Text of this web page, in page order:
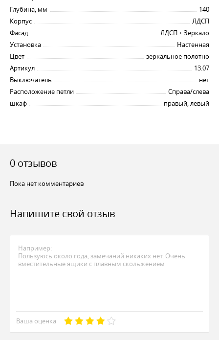
Глубина, мм
140
Корпус
ЛДСП
Фасад
ЛДСП + Зеркало
Установка
Настенная
Цвет
зеркальное полотно
Артикул
13.07
Выключатель
нет
Расположение петли
Справа/слева
шкаф
правый, левый
0 отзывов
Пока нет комментариев
Напишите свой отзыв
Ваша оценка